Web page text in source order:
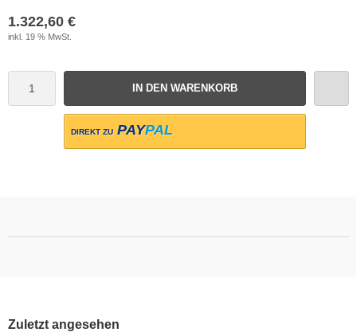
1.322,60 €
inkl. 19 % MwSt.
IN DEN WARENKORB
DIREKT ZU PAYPAL
Zuletzt angesehen